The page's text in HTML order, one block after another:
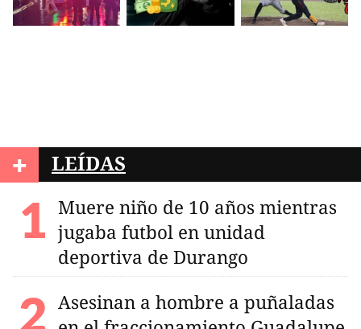
+ LEÍDAS
Muere niño de 10 años mientras
jugaba futbol en unidad
deportiva de Durango
Asesinan a hombre a puñaladas